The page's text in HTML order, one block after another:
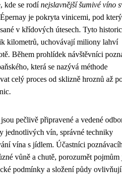
kde se rodínejslavnější šumivé víno
je pokryta vinicemi, pod
v křídových útesech. Tyto
kilometrů, uchovávají miliony lahví
Během prohlídek návštěvníci
která se nazývá méthode
celý proces od sklizně hroznů až
pečlivě připravené a vedené
jednotlivých vín, správné techniky
vína s jídlem. Účastníci
vůně a chutě, porozumět pojmům
podmínky a složení půdy ovlivňují